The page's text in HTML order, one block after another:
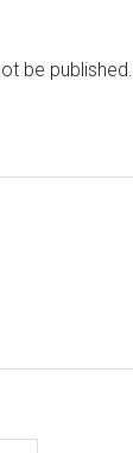
be published.